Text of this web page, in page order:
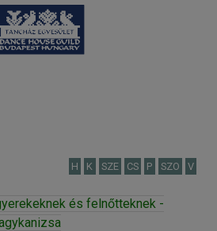
H K SZE CS P SZO V
és felnőtteknek -